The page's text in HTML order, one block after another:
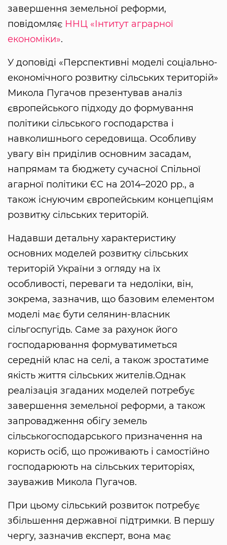
завершення земельної реформи,
повідомляє ННЦ «Інтитут аграрної
економіки».
У доповіді «Перспективні моделі соціально-
економічного розвитку сільських територій»
Микола Пугачов презентував аналіз
європейського підходу до формування
політики сільського господарства і
навколишнього середовища. Особливу
увагу він приділив основним засадам,
напрямам та бюджету сучасної Спільної
агарної політики ЄС на 2014–2020 рр., а
також існуючим європейським концепціям
розвитку сільських територій.
Надавши детальну характеристику
основних моделей розвитку сільських
територій України з огляду на їх
особливості, переваги та недоліки, він,
зокрема, зазначив, що базовим елементом
моделі має бути селянин-власник
сільгоспугідь. Саме за рахунок його
господарювання формуватиметься
середній клас на селі, а також зростатиме
якість життя сільських жителів.Однак
реалізація згаданих моделей потребує
завершення земельної реформи, а також
запровадження обігу земель
сільськогосподарського призначення на
користь осіб, що проживають і самостійно
господарюють на сільських територіях,
зауважив Микола Пугачов.
При цьому сільський розвиток потребує
збільшення державної підтримки. В першу
чергу, зазначив експерт, вона має